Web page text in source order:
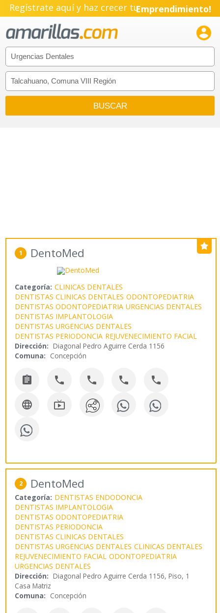
Regístrate aquí y haz crecer tuEmprendimiento!

1 DentoMed
Categoría: CLINICAS DENTALES
DENTISTAS CLINICAS DENTALES ODONTOPEDIATRIA
DENTISTAS ODONTOPEDIATRIA URGENCIAS DENTALES
DENTISTAS IMPLANTOLOGIA
DENTISTAS URGENCIAS DENTALES
DENTISTAS PERIODONCIA REJUVENECIMIENTO FACIAL
Dirección: Diagonal Pedro Aguirre Cerda 1156
Comuna: Concepción
    
 
2 DentoMed
Categoría: DENTISTAS ENDODONCIA
DENTISTAS IMPLANTOLOGIA
DENTISTAS ODONTOPEDIATRIA
DENTISTAS PERIODONCIA
DENTISTAS CLINICAS DENTALES
DENTISTAS URGENCIAS DENTALES CLINICAS DENTALES
REJUVENECIMIENTO FACIAL ODONTOPEDIATRIA
URGENCIAS DENTALES
Dirección: Diagonal Pedro Aguirre Cerda 1156, Piso, 1
Casa Matriz
Comuna: Concepción